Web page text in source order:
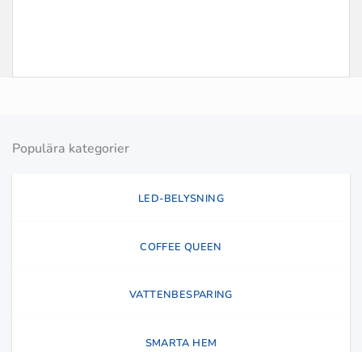
Populära kategorier
LED-BELYSNING
COFFEE QUEEN
VATTENBESPARING
SMARTA HEM